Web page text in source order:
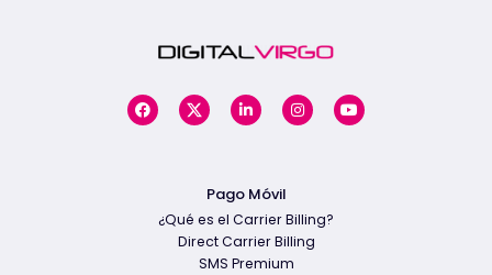
Pago Móvil
¿Qué es el Carrier Billing?
Direct Carrier Billing
SMS Premium